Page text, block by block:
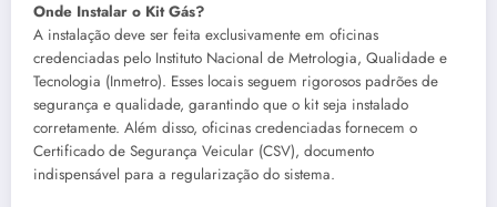
Onde Instalar o Kit Gás?
A instalação deve ser feita exclusivamente em oficinas
credenciadas pelo Instituto Nacional de Metrologia, Qualidade e
Tecnologia (Inmetro). Esses locais seguem rigorosos padrões de
segurança e qualidade, garantindo que o kit seja instalado
corretamente. Além disso, oficinas credenciadas fornecem o
Certificado de Segurança Veicular (CSV), documento
indispensável para a regularização do sistema.